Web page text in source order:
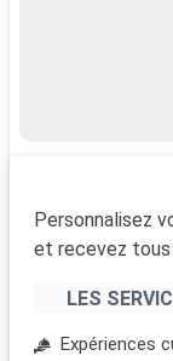
Personnalisez
et recevez
LES
Expériences